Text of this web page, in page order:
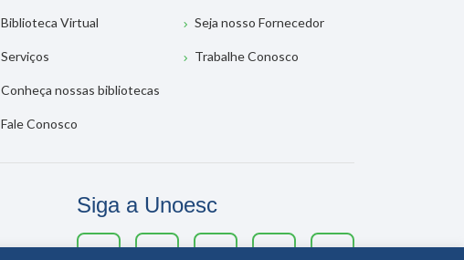
Biblioteca Virtual
Serviços
Conheça nossas bibliotecas
Fale Conosco
Seja nosso Fornecedor
Trabalhe Conosco
Siga a Unoesc